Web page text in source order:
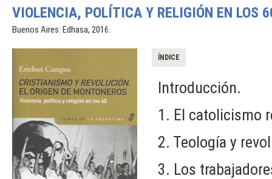
VIOLENCIA, POLÍTICA Y RELIGIÓN EN LOS
Buenos Aires: Edhasa, 2016.
ÍNDICE
Introducción.
1. El catolicismo
2. Teología y
3. Los